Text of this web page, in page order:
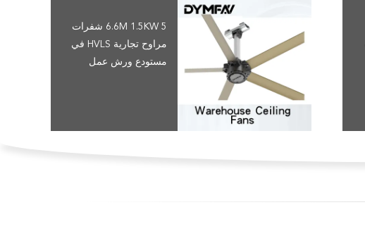
6.6M 1.5KW 5 شفرات
مراوح تجارية HVLS في
مستودع ورش عمل